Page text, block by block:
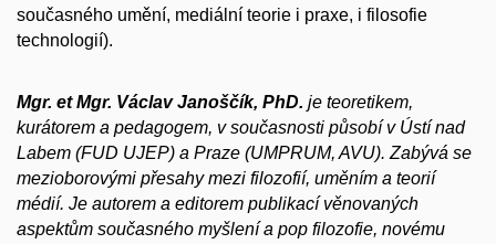
současného umění, mediální teorie i praxe, i filosofie
technologií).
Mgr. et Mgr. Václav Janoščík, PhD. je teoretikem,
kurátorem a pedagogem, v současnosti působí v Ústí nad
Labem (FUD UJEP) a Praze (UMPRUM, AVU). Zabývá se
mezioborovými přesahy mezi filozofií, uměním a teorií
médií. Je autorem a editorem publikací věnovaných
aspektům současného myšlení a pop filozofie, novému